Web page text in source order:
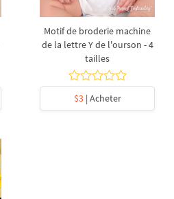
Motif de broderie machine
de la lettre Y de l'ourson - 4
tailles
$3| Acheter